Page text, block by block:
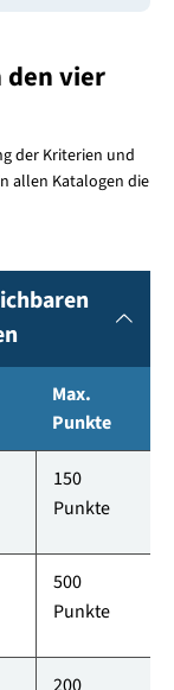
den vier
der Kriterien und
allen Katalogen die
Max.
Punkte
150
Punkte
500
Punkte
200